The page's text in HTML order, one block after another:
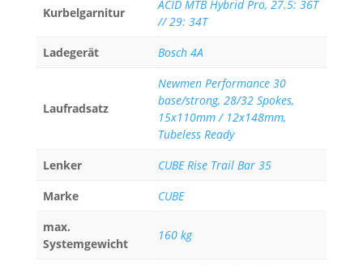
Kurbelgarnitur
ACID MTB Hybrid Pro, 27.5: 36T
// 29: 34T
Ladegerät
Bosch 4A
Laufradsatz
Newmen Performance 30
base/strong, 28/32 Spokes,
15x110mm / 12x148mm,
Tubeless Ready
Lenker
CUBE Rise Trail Bar 35
Marke
CUBE
max.
Systemgewicht
160 kg